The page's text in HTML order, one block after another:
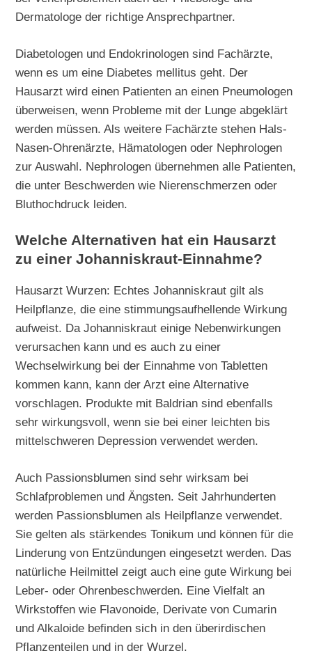
Dermatologe der richtige Ansprechpartner.
Diabetologen und Endokrinologen sind Fachärzte,
wenn es um eine Diabetes mellitus geht. Der
Hausarzt wird einen Patienten an einen Pneumologen
überweisen, wenn Probleme mit der Lunge abgeklärt
werden müssen. Als weitere Fachärzte stehen Hals-
Nasen-Ohrenärzte, Hämatologen oder Nephrologen
zur Auswahl. Nephrologen übernehmen alle Patienten,
die unter Beschwerden wie Nierenschmerzen oder
Bluthochdruck leiden.
Welche Alternativen hat ein Hausarzt
zu einer Johanniskraut-Einnahme?
Hausarzt Wurzen: Echtes Johanniskraut gilt als
Heilpflanze, die eine stimmungsaufhellende Wirkung
aufweist. Da Johanniskraut einige Nebenwirkungen
verursachen kann und es auch zu einer
Wechselwirkung bei der Einnahme von Tabletten
kommen kann, kann der Arzt eine Alternative
vorschlagen. Produkte mit Baldrian sind ebenfalls
sehr wirkungsvoll, wenn sie bei einer leichten bis
mittelschweren Depression verwendet werden.
Auch Passionsblumen sind sehr wirksam bei
Schlafproblemen und Ängsten. Seit Jahrhunderten
werden Passionsblumen als Heilpflanze verwendet.
Sie gelten als stärkendes Tonikum und können für die
Linderung von Entzündungen eingesetzt werden. Das
natürliche Heilmittel zeigt auch eine gute Wirkung bei
Leber- oder Ohrenbeschwerden. Eine Vielfalt an
Wirkstoffen wie Flavonoide, Derivate von Cumarin
und Alkaloide befinden sich in den überirdischen
Pflanzenteilen und in der Wurzel.